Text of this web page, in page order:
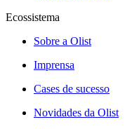
Ecossistema
Sobre a Olist
Imprensa
Cases de sucesso
Novidades da Olist